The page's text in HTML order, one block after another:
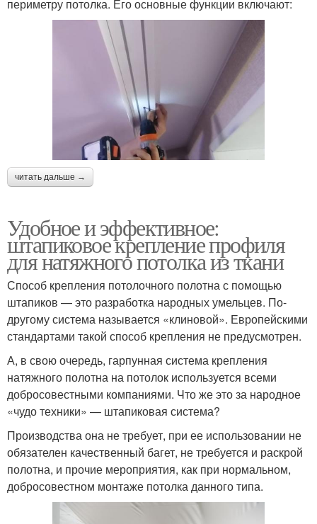
периметру потолка. Его основные функции включают:
читать дальше →
Удобное и эффективное:
штапиковое крепление профиля
для натяжного потолка из ткани
Способ крепления потолочного полотна с помощью
штапиков — это разработка народных умельцев. По-
другому система называется «клиновой». Европейскими
стандартами такой способ крепления не предусмотрен.
А, в свою очередь, гарпунная система крепления
натяжного полотна на потолок используется всеми
добросовестными компаниями. Что же это за народное
«чудо техники» — штапиковая система?
Производства она не требует, при ее использовании не
обязателен качественный багет, не требуется и раскрой
полотна, и прочие мероприятия, как при нормальном,
добросовестном монтаже потолка данного типа.